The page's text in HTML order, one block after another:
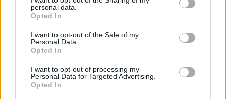
personal data.
Opted In
I want to opt-out of the Sale of my
Personal Data.
Opted In
I want to opt-out of processing my
Personal Data for Targeted Advertising.
Opted In
imsis mokesčių, atlyginimų ir socialinės
gerovės reformų, naudingų vidurinei klasei
stiprinti, – rašė Amerikos lietuvių aktyvistai
savo viešame atsakyme. – Mes nesame
pakeliui į socializmą su J.Bidenu, bet su
D.Trumpu virstame bananine respublika,